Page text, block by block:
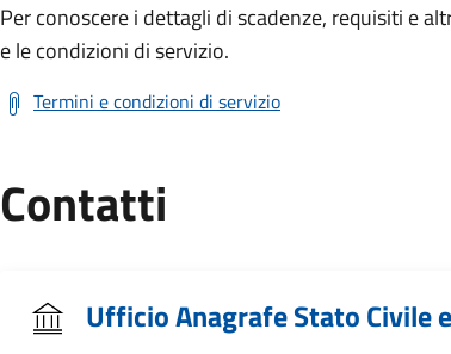
Per conoscere i dettagli di scadenze, requisiti e
e le condizioni di servizio.
Termini e condizioni di servizio
Contatti
Ufficio Anagrafe Stato Civile